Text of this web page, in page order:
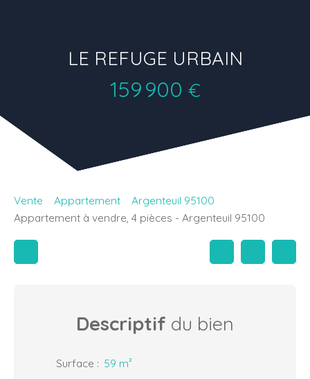
LE REFUGE URBAIN
159 900 €
Vente Appartement
Argenteuil 95100
Appartement à vendre, 4 pièces - Argenteuil 95100
Descriptif du bien
Surface : 59 m²